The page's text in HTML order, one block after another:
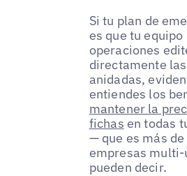
Si tu plan de
es que tu equipo
operaciones
directamente
anidadas,
entiendes los
mantener la
fichas en todas
— que es más
empresas
pueden decir.